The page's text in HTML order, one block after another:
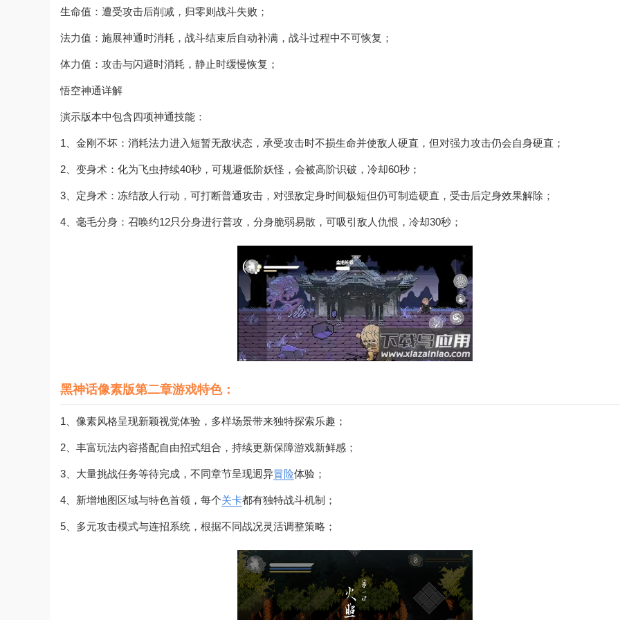
生命值：遭受攻击后削减，归零则战斗失败；
法力值：施展神通时消耗，战斗结束后自动补满，战斗过程中不可恢复；
体力值：攻击与闪避时消耗，静止时缓慢恢复；
悟空神通详解
演示版本中包含四项神通技能：
1、金刚不坏：消耗法力进入短暂无敌状态，承受攻击时不损生命并使敌人硬直，但对强力攻击仍会自身硬直；
2、变身术：化为飞虫持续40秒，可规避低阶妖怪，会被高阶识破，冷却60秒；
3、定身术：冻结敌人行动，可打断普通攻击，对强敌定身时间极短但仍可制造硬直，受击后定身效果解除；
4、毫毛分身：召唤约12只分身进行普攻，分身脆弱易散，可吸引敌人仇恨，冷却30秒；
黑神话像素版第二章游戏特色：
1、像素风格呈现新颖视觉体验，多样场景带来独特探索乐趣；
2、丰富玩法内容搭配自由招式组合，持续更新保障游戏新鲜感；
3、大量挑战任务等待完成，不同章节呈现迥异冒险体验；
4、新增地图区域与特色首领，每个关卡都有独特战斗机制；
5、多元攻击模式与连招系统，根据不同战况灵活调整策略；